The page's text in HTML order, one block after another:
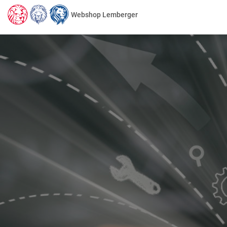
Webshop Lemberger